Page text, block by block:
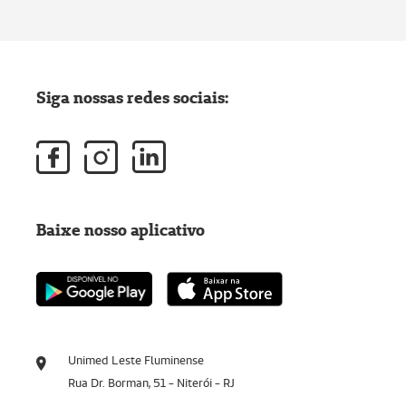
Unimed Leste Fluminense
Rua Dr. Borman, 51 - Niterói - RJ
Siga nossas redes sociais:
Baixe nosso aplicativo